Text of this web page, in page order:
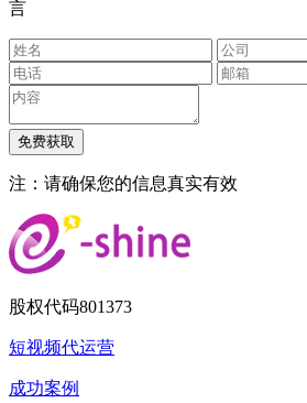
言
注：请确保您的信息真实有效
股权代码801373
短视频代运营
成功案例